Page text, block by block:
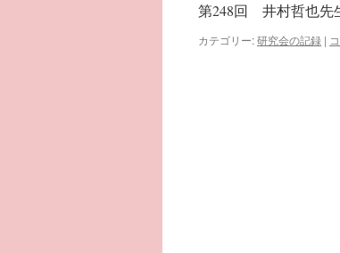
第248回 井村哲也先
カテゴリー:研究会の記録 |